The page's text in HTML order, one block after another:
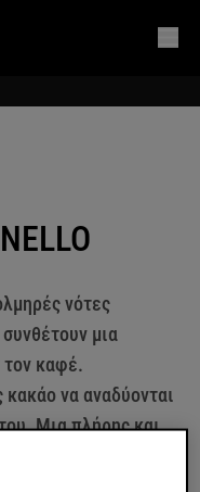
νότες
μια
τον καφέ.
να αναδύονται
Μια πλήρης και